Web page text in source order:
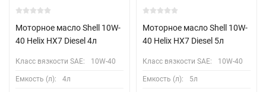
Моторное масло Shell 10W-
40 Helix HX7 Diesel 4л
Класс вязкости SAE: 10W-40
Емкость (л): 4л
Моторное масло Shell 10W-
40 Helix HX7 Diesel 5л
Класс вязкости SAE: 10W-40
Емкость (л): 5л